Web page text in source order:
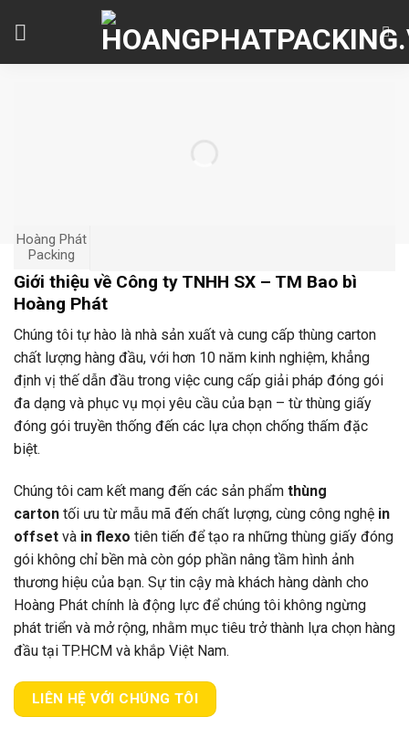
Hoàng Phát
Packing
Giới thiệu về Công ty TNHH SX – TM Bao bì
Hoàng Phát
Chúng tôi tự hào là nhà sản xuất và cung cấp thùng carton
chất lượng hàng đầu, với hơn 10 năm kinh nghiệm, khẳng
định vị thế dẫn đầu trong việc cung cấp giải pháp đóng gói
đa dạng và phục vụ mọi yêu cầu của bạn – từ thùng giấy
đóng gói truyền thống đến các lựa chọn chống thấm đặc
biệt.
Chúng tôi cam kết mang đến các sản phẩm thùng
carton tối ưu từ mẫu mã đến chất lượng, cùng công nghệ in
offset và in flexo tiên tiến để tạo ra những thùng giấy đóng
gói không chỉ bền mà còn góp phần nâng tầm hình ảnh
thương hiệu của bạn. Sự tin cậy mà khách hàng dành cho
Hoàng Phát chính là động lực để chúng tôi không ngừng
phát triển và mở rộng, nhằm mục tiêu trở thành lựa chọn hàng
đầu tại TP.HCM và khắp Việt Nam.
LIÊN HỆ VỚI CHÚNG TÔI